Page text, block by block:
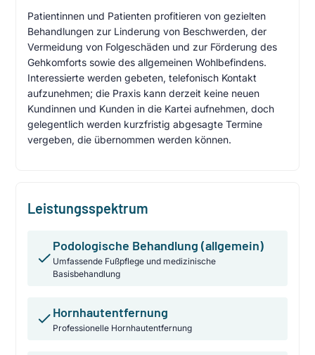
Patientinnen und Patienten profitieren von gezielten
Behandlungen zur Linderung von Beschwerden, der
Vermeidung von Folgeschäden und zur Förderung des
Gehkomforts sowie des allgemeinen Wohlbefindens.
Interessierte werden gebeten, telefonisch Kontakt
aufzunehmen; die Praxis kann derzeit keine neuen
Kundinnen und Kunden in die Kartei aufnehmen, doch
gelegentlich werden kurzfristig abgesagte Termine
vergeben, die übernommen werden können.
Leistungsspektrum
Podologische Behandlung (allgemein)
Umfassende Fußpflege und medizinische
Basisbehandlung
Hornhautentfernung
Professionelle Hornhautentfernung